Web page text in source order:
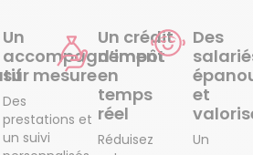
Un
accompagnement
sur mesure
Des
prestations et
un suivi
Un crédit
d’impôt
en
temps
réel
Réduisez
Des
et
Un